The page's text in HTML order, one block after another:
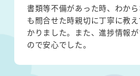
書類等不備があった時、わか
も問合せた時親切に丁寧に教
かりました。また、進捗情報
ので安心でした。